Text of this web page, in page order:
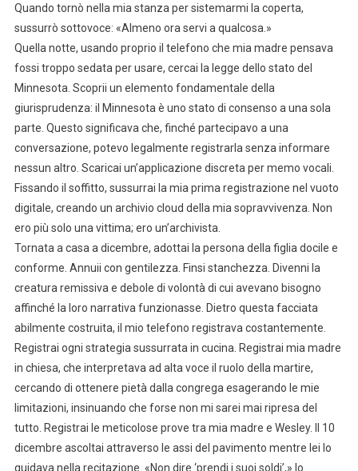
Quando tornò nella mia stanza per sistemarmi la coperta,
sussurrò sottovoce: «Almeno ora servi a qualcosa.»
Quella notte, usando proprio il telefono che mia madre pensava
fossi troppo sedata per usare, cercai la legge dello stato del
Minnesota. Scoprii un elemento fondamentale della
giurisprudenza: il Minnesota è uno stato di consenso a una sola
parte. Questo significava che, finché partecipavo a una
conversazione, potevo legalmente registrarla senza informare
nessun altro. Scaricai un’applicazione discreta per memo vocali.
Fissando il soffitto, sussurrai la mia prima registrazione nel vuoto
digitale, creando un archivio cloud della mia sopravvivenza. Non
ero più solo una vittima; ero un’archivista.
Tornata a casa a dicembre, adottai la persona della figlia docile e
conforme. Annuii con gentilezza. Finsi stanchezza. Divenni la
creatura remissiva e debole di volontà di cui avevano bisogno
affinché la loro narrativa funzionasse. Dietro questa facciata
abilmente costruita, il mio telefono registrava costantemente.
Registrai ogni strategia sussurrata in cucina. Registrai mia madre
in chiesa, che interpretava ad alta voce il ruolo della martire,
cercando di ottenere pietà dalla congrega esagerando le mie
limitazioni, insinuando che forse non mi sarei mai ripresa del
tutto. Registrai le meticolose prove tra mia madre e Wesley. Il 10
dicembre ascoltai attraverso le assi del pavimento mentre lei lo
guidava nella recitazione. «Non dire ‘prendi i suoi soldi’,» lo